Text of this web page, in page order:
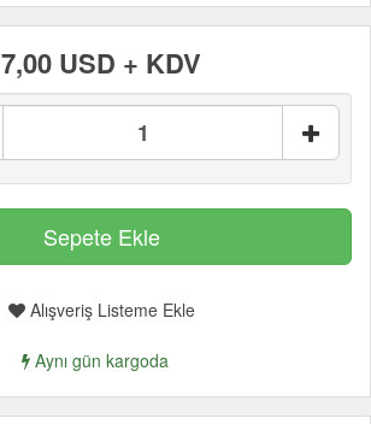
7,00 USD + KDV
Alışveriş Listeme Ekle
Aynı gün kargoda